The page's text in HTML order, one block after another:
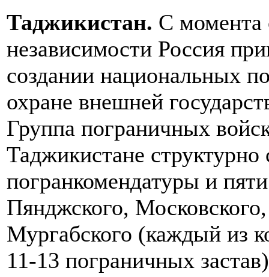
Таджикистан. С момента
независимости Россия
создании национальных
охране внешней
Группа пограничных
Таджикистане структурно
погранкомендатуры и
Пянджского,
Мургабского (каждый из
11-13 пограничных